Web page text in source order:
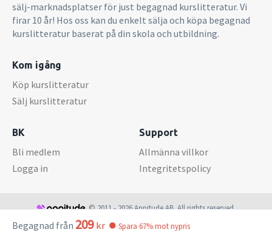
Begagnad från 209kr Spara 67% mot nypris
sälj-marknadsplatser för just begagnad kurslitteratur. Vi
firar 10 år! Hos oss kan du enkelt sälja och köpa begagnad
kurslitteratur baserat på din skola och utbildning.
Kom igång
Köp kurslitteratur
Sälj kurslitteratur
BK
Bli medlem
Logga in
Support
Allmänna villkor
Integritetspolicy
© 2011 - 2026 Appitude AB. All rights reserved.